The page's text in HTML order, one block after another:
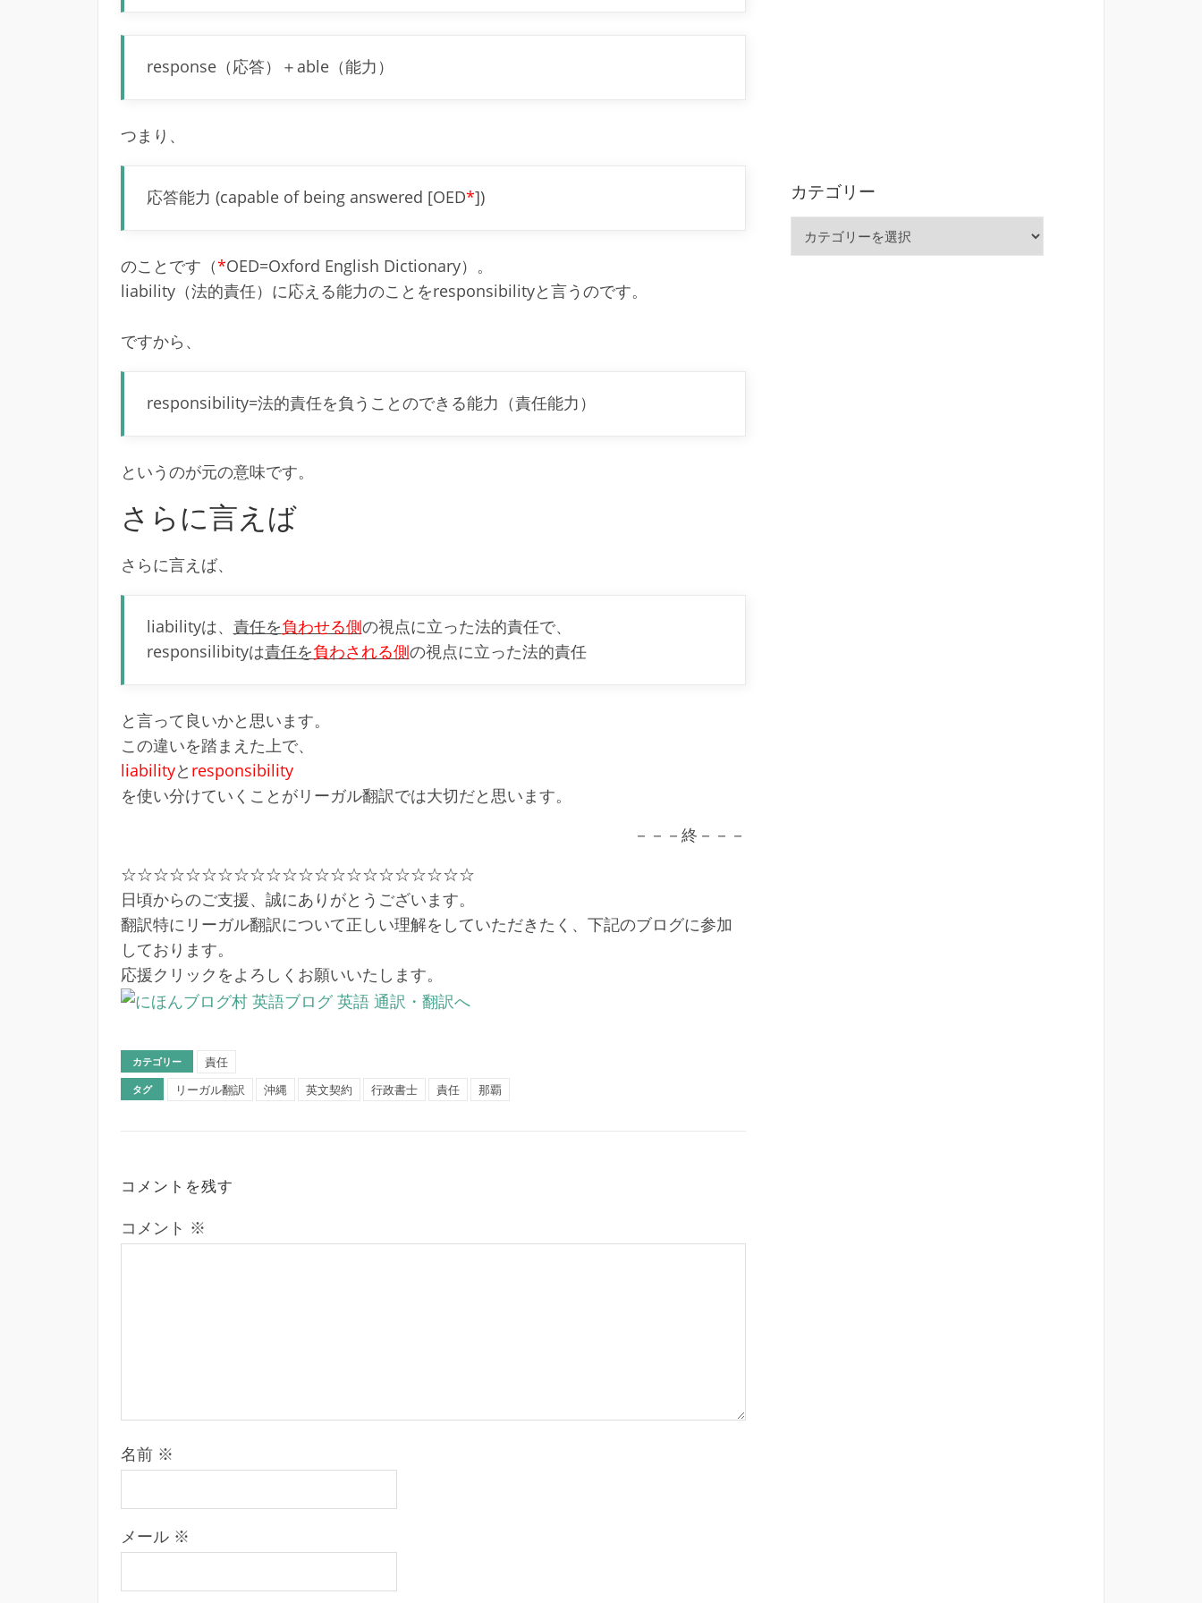
response（応答）＋able（能力）
つまり、
応答能力 (capable of being answered [OED*])
のことです（*OED=Oxford English Dictionary）。
liability（法的責任）に応える能力のことをresponsibilityと言うのです。
ですから、
responsibility=法的責任を負うことのできる能力（責任能力）
というのが元の意味です。
さらに言えば
さらに言えば、
liabilityは、 責任を負わせる側の視点に立った法的責任で、
responsilibityは責任を負わされる側の視点に立った法的責任
と言って良いかと思います。
この違いを踏まえた上で、
liabilityと responsibility
を使い分けていくことがリーガル翻訳では大切だと思います。
－－－終－－－
☆☆☆☆☆☆☆☆☆☆☆☆☆☆☆☆☆☆☆☆☆☆
日頃からのご支援、誠にありがとうございます。
翻訳特にリーガル翻訳について正しい理解をしていただきたく、下記のブログに参加
しております。
応援クリックをよろしくお願いいたします。
カテゴリー 責任
タグ リーガル翻訳 沖縄 英文契約 行政書士 責任 那覇
コメントを残す
コメント ※
名前 ※
メール ※
カテゴリー